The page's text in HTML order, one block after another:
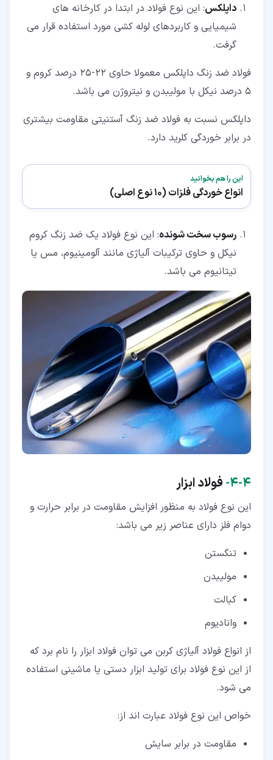
داپلکس: این نوع فولاد در ابتدا در کارخانه های
شیمیایی و کاربردهای لوله کشی مورد استفاده قرار می
گرفت.
فولاد ضد زنگ داپلکس معمولا حاوی 22-25 درصد کروم و
5 درصد نیکل با مولیبدن و نیتروژن می باشد.
داپلکس نسبت به فولاد ضد زنگ آستنیتی مقاومت بیشتری
در برابر خوردگی کلرید دارد.
این را هم بخوانید
انواع خوردگی فلزات (10 نوع اصلی)
رسوب سخت شونده: این نوع فولاد یک ضد زنگ کروم
نیکل و حاوی ترکیبات آلیاژی مانند آلومینیوم، مس یا
تیتانیوم می باشد.
۴‏-‏۴‏- فولاد ابزار
این نوع فولاد به منظور افزایش مقاومت در برابر حرارت و
دوام فلز دارای عناصر زیر می باشد:
تنگستن
مولیبدن
کبالت
وانادیوم
از انواع فولاد آلیاژی کربن می توان فولاد ابزار را نام برد که
از این نوع فولاد برای تولید ابزار دستی یا ماشینی استفاده
می شود.
خواص این نوع فولاد عبارت اند از:
مقاومت در برابر سایش